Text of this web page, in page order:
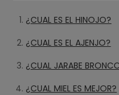
¿CUAL ES EL HINOJO?
¿CUAL ES EL AJENJO?
¿CUAL JARABE
¿CUAL MIEL ES MEJOR?